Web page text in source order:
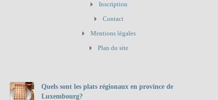
Inscription
Contact
Mentions légales
Plan du site
Quels sont les plats régionaux en province de
Luxembourg?